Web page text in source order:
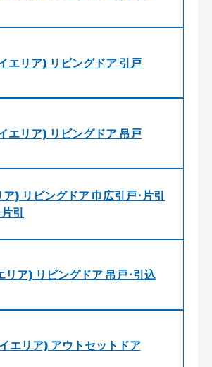
エリア) リビングドア 引戸
エリア) リビングドア 吊戸
) リビングドア 巾広引戸･片引
引
ア) リビングドア 吊戸･引込
エリア) アウトセットドア